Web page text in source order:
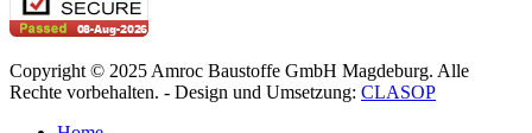
Copyright © 2025 Amroc Baustoffe GmbH Magdeburg. Alle
Rechte vorbehalten. - Design und Umsetzung: CLASOP